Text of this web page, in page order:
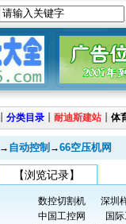
┊ 分类目录 ┊ 耐迪斯建站 ┊ 体
→ 自动控制 →66空压机网
【浏览记录】
数控切割机 深圳
中国工控网
国